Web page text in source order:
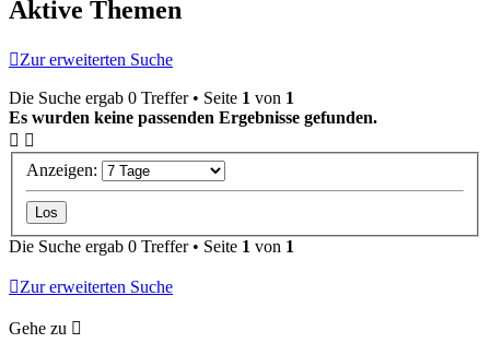
Aktive Themen
Zur erweiterten Suche
Die Suche ergab 0 Treffer • Seite 1 von 1
Es wurden keine passenden Ergebnisse gefunden.
Anzeigen:
Die Suche ergab 0 Treffer • Seite 1 von 1
Zur erweiterten Suche
Gehe zu